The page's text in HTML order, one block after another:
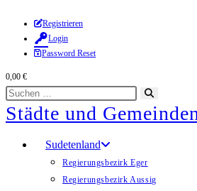
Zum
Inhalt
springen
Registrieren
Login
Password Reset
0,00 €
Diese
Website
durchsuchen
starten
Städte und
Sudetenland
Regierungsbezirk Eger
Regierungsbezirk Aussig